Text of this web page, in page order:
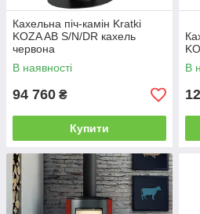
Кахельна піч-камін Kratki
KOZA AB S/N/DR кахель
червона
В наявності
94 760 ₴
Купити
В